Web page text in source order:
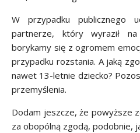
W przypadku publicznego
partnerze, który wyraził
borykamy się z ogromem
przypadku rozstania. A jaką
nawet 13-letnie dziecko?
przemyślenia.
Dodam jeszcze, że powyższe
za obopólną zgodą, podobnie,